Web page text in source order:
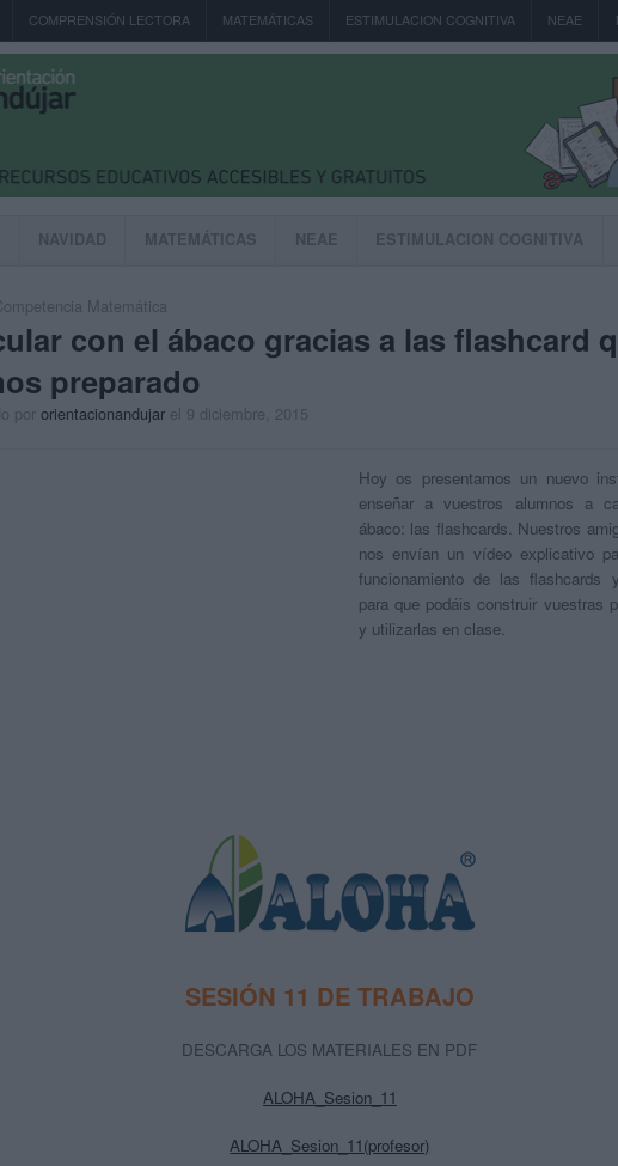
COMPRENSIÓN LECTORA MATEMÁTICAS ESTIMULACION COGNITIVA NEAE
NAVIDAD MATEMÁTICAS NEAE ESTIMULACION COGNITIVA
Matemática
con el ábaco gracias a las flashcard
preparado
por orientacionandujar el 9 diciembre, 2015
Hoy os presentamos un nuevo
enseñar a vuestros alumnos a
ábaco: las flashcards. Nuestros
nos envían un vídeo explicativo
funcionamiento de las flashcards
para que podáis construir vuestras
y utilizarlas en clase.
SESIÓN 11 DE TRABAJO
DESCARGA LOS MATERIALES EN PDF
ALOHA_Sesion_11
ALOHA_Sesion_11(profesor)